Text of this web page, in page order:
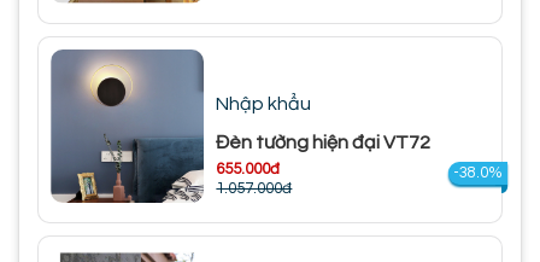
Nhập khẩu
Đèn tường hiện đại VT72
655.000đ
1.057.000đ
-38.0%